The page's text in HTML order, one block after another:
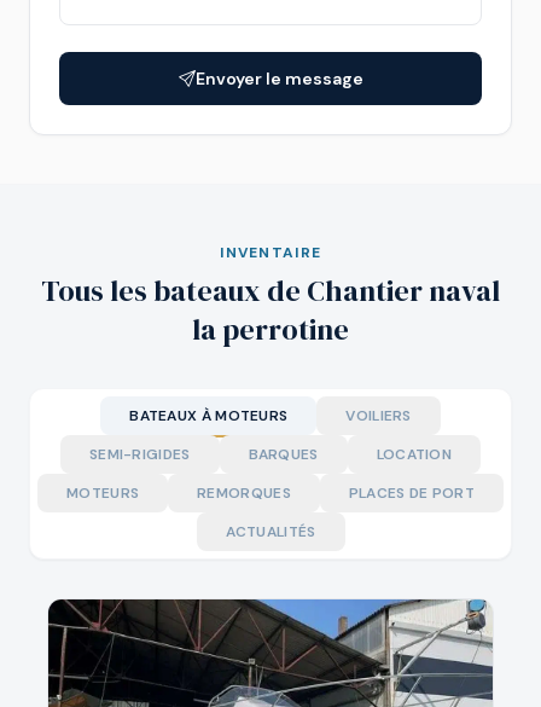
Envoyer le message
INVENTAIRE
Tous les bateaux de Chantier naval
la perrotine
BATEAUX À MOTEURS
VOILIERS
SEMI-RIGIDES
BARQUES
LOCATION
MOTEURS
REMORQUES
PLACES DE PORT
ACTUALITÉS